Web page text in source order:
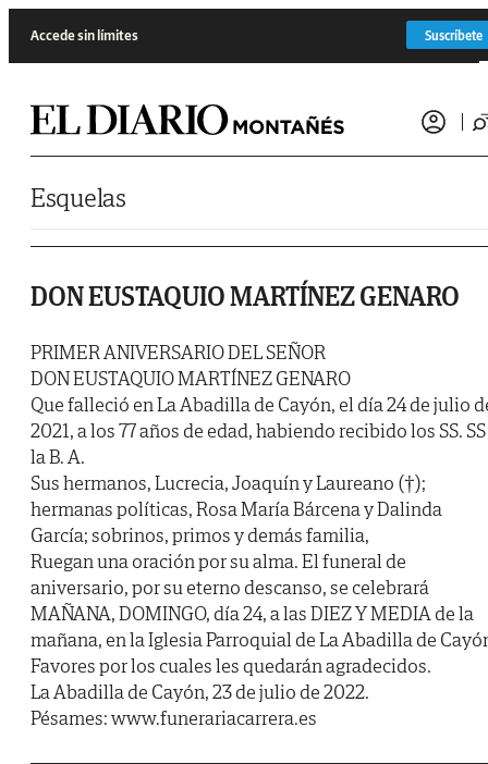
Accede sin límites Suscríbete
Esquelas
DON EUSTAQUIO MARTÍNEZ GENARO
PRIMER ANIVERSARIO DEL SEÑOR
DON EUSTAQUIO MARTÍNEZ GENARO
Que falleció en La Abadilla de Cayón, el día 24 de julio
2021, a los 77 años de edad, habiendo recibido los SS.
la B. A.
Sus hermanos, Lucrecia, Joaquín y Laureano (†);
hermanas políticas, Rosa María Bárcena y Dalinda
García; sobrinos, primos y demás familia,
Ruegan una oración por su alma. El funeral de
aniversario, por su eterno descanso, se celebrará
MAÑANA, DOMINGO, día 24, a las DIEZ Y MEDIA de la
mañana, en la Iglesia Parroquial de La Abadilla de
Favores por los cuales les quedarán agradecidos.
La Abadilla de Cayón, 23 de julio de 2022.
Pésames: www.funerariacarrera.es